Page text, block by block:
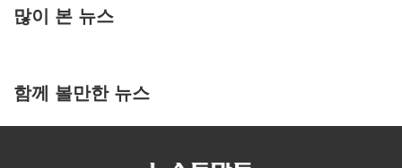
많이 본 뉴스
함께 볼만한 뉴스